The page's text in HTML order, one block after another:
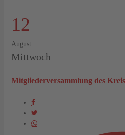
12
August
Mittwoch
Mitgliederversammlung des